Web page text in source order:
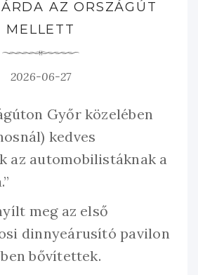
AZ ORSZÁGÚT
MELLETT
2026-06-27
Győr közelében
kedves
az automobilistáknak a
meg az első
dinnyeárusító pavilon
bővítettek.